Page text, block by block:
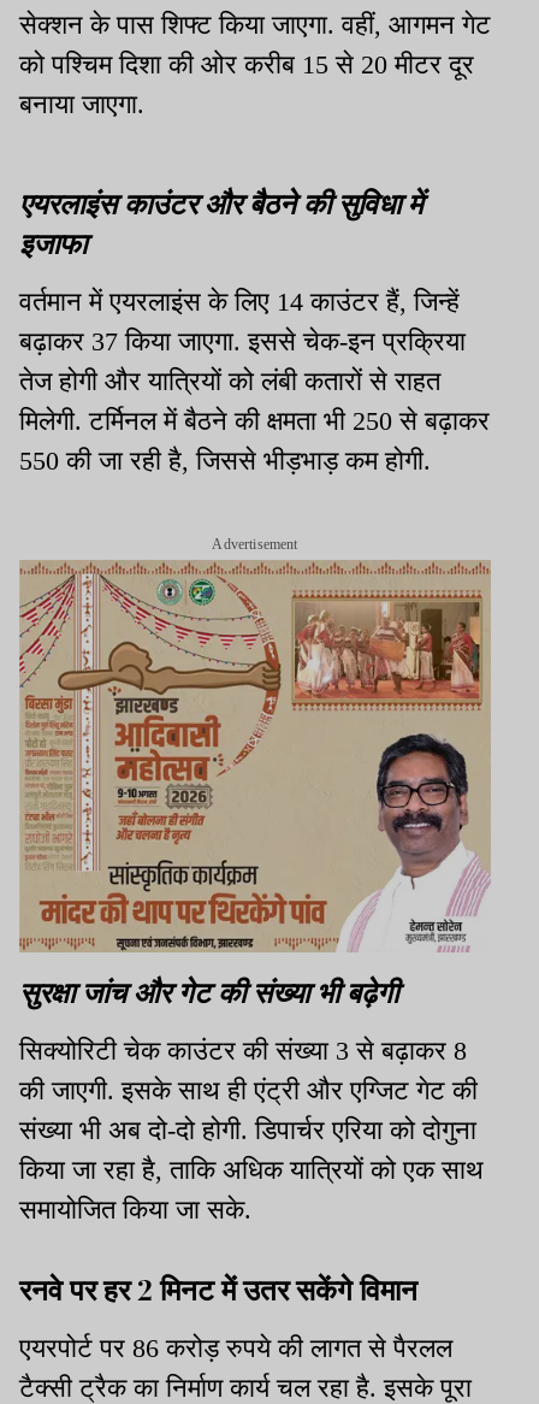
सेक्शन के पास शिफ्ट किया जाएगा. वहीं, आगमन गेट
को पश्चिम दिशा की ओर करीब 15 से 20 मीटर दूर
बनाया जाएगा.
एयरलाइंस काउंटर और बैठने की सुविधा में
इजाफा
वर्तमान में एयरलाइंस के लिए 14 काउंटर हैं, जिन्हें
बढ़ाकर 37 किया जाएगा. इससे चेक-इन प्रक्रिया
तेज होगी और यात्रियों को लंबी कतारों से राहत
मिलेगी. टर्मिनल में बैठने की क्षमता भी 250 से बढ़ाकर
550 की जा रही है, जिससे भीड़भाड़ कम होगी.
Advertisement
सुरक्षा जांच और गेट की संख्या भी बढ़ेगी
सिक्योरिटी चेक काउंटर की संख्या 3 से बढ़ाकर 8
की जाएगी. इसके साथ ही एंट्री और एग्जिट गेट की
संख्या भी अब दो-दो होगी. डिपार्चर एरिया को दोगुना
किया जा रहा है, ताकि अधिक यात्रियों को एक साथ
समायोजित किया जा सके.
रनवे पर हर 2 मिनट में उतर सकेंगे विमान
एयरपोर्ट पर 86 करोड़ रुपये की लागत से पैरलल
टैक्सी ट्रैक का निर्माण कार्य चल रहा है. इसके पूरा